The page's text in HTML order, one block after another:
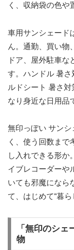
く、収納袋の色や
車用サンシェード
ん。通勤、買い物
ドア、屋外駐車な
す。ハンドル 暑さ
ルドシート 暑さ
なり身近な日用品
無印っぽい サン
く、使う回数まで
し入れできる形か
イブレコーダーや
いても邪魔になら
て、はじめて“暮
「無印のシ
物